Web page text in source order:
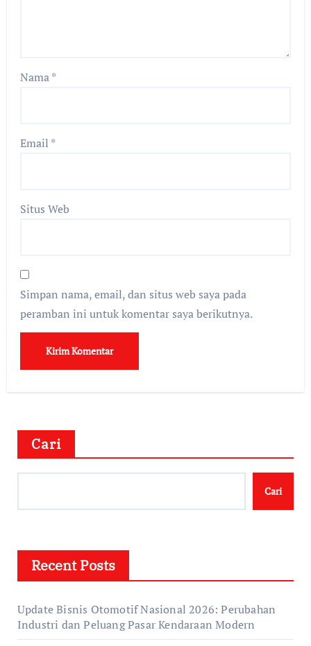
Nama*
Email *
Situs Web
Simpan nama, email, dan situs web saya pada
peramban ini untuk komentar saya berikutnya.
Cari
Cari
Recent Posts
Update Bisnis Otomotif Nasional 2026: Perubahan
Industri dan Peluang Pasar Kendaraan Modern